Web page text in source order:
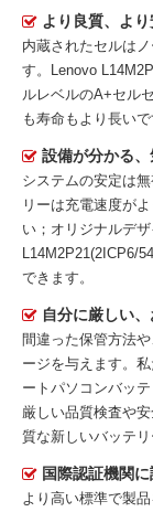
より良質、よ
内蔵されたセルは
す。
Lenovo
ルレベルのA+セル
も寿命もより長いで
設備が分かる
システムの安定は
リーは充電速度が
い；オリジナルデ
L14M2P21(2ICP6/
できます。
自分に厳しい
間違った保管方法
ージを与えます。
ートパソコンバッ
厳しい品質検査や
質な新しいバッテリ
国際認証機関
より高い標準で製